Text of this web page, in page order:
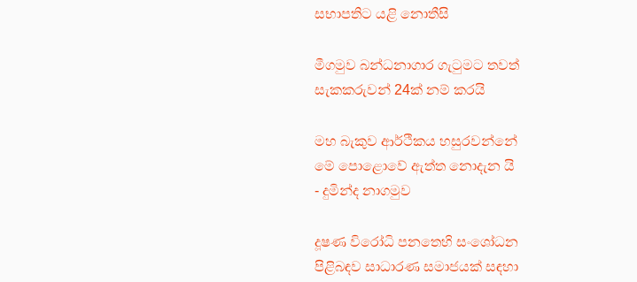
සභාපතිට යළි නොතීසි
මීගමුව බන්ධනාගාර ගැටුමට තවත්
සැකකරුවන් 24ක් නම් කරයි
මහ බැකුව ආර්ථිකය හසුරවන්නේ
මේ පොළොවේ ඇත්ත නොදැන යි
- දුමින්ද නාගමුව
දූෂණ විරෝධි පනතෙහි සංශෝධන
පිළිබඳව සාධාරණ සමාජයක් සඳහා